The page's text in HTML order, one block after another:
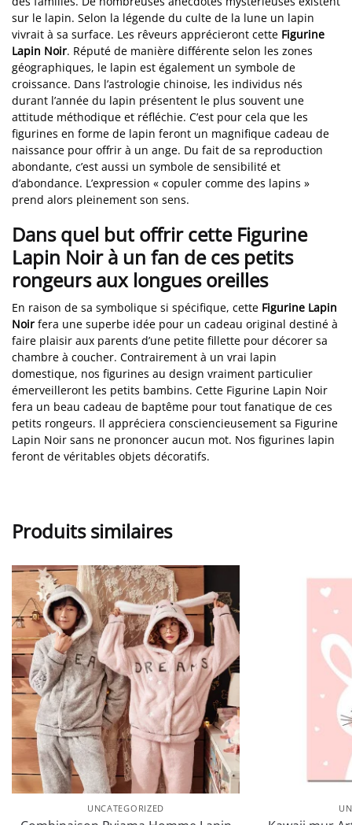
sur le lapin. Selon la légende du culte de la lune un lapin
vivrait à sa surface. Les rêveurs apprécieront cette Figurine
Lapin Noir. Réputé de manière différente selon les zones
géographiques, le lapin est également un symbole de
croissance. Dans l’astrologie chinoise, les individus nés
durant l’année du lapin présentent le plus souvent une
attitude méthodique et réfléchie. C’est pour cela que les
figurines en forme de lapin feront un magnifique cadeau de
naissance pour offrir à un ange. Du fait de sa reproduction
abondante, c’est aussi un symbole de sensibilité et
d’abondance. L’expression « copuler comme des lapins »
prend alors pleinement son sens.
Dans quel but offrir cette Figurine
Lapin Noir à un fan de ces petits
rongeurs aux longues oreilles
En raison de sa symbolique si spécifique, cette Figurine Lapin
Noir fera une superbe idée pour un cadeau original destiné à
faire plaisir aux parents d’une petite fillette pour décorer sa
chambre à coucher. Contrairement à un vrai lapin
domestique, nos figurines au design vraiment particulier
émerveilleront les petits bambins. Cette Figurine Lapin Noir
fera un beau cadeau de baptême pour tout fanatique de ces
petits rongeurs. Il appréciera consciencieusement sa Figurine
Lapin Noir sans ne prononcer aucun mot. Nos figurines lapin
feront de véritables objets décoratifs.
Produits similaires
UNCATEGORIZED